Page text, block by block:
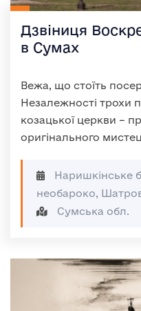
Дзвіниця
в Сумах
Вежа, що стоїть
Незалежності трохи
козацької церкви –
оригінального
Наришкінське
необароко,
Сумська обл.